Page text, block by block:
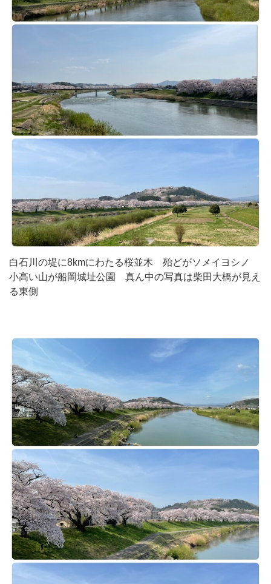
白石川の堤に8kmにわたる桜並木 殆どがソメイヨシノ
小高い山が船岡城址公園 真ん中の写真は柴田大橋が見え
る東側